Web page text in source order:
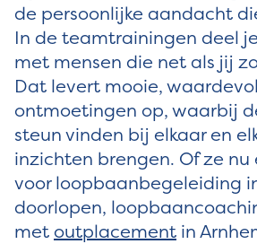
de persoonlijke aandacht
In de teamtrainingen deel
met mensen die net als jij
Dat levert mooie,
ontmoetingen op, waarbij
steun vinden bij elkaar en
inzichten brengen. Of ze
voor loopbaanbegeleiding
doorlopen,
met outplacement in